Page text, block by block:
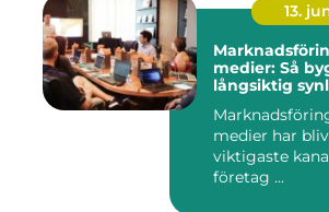
13.
medier: Så
långsiktig
medier har
viktigaste
företag ...